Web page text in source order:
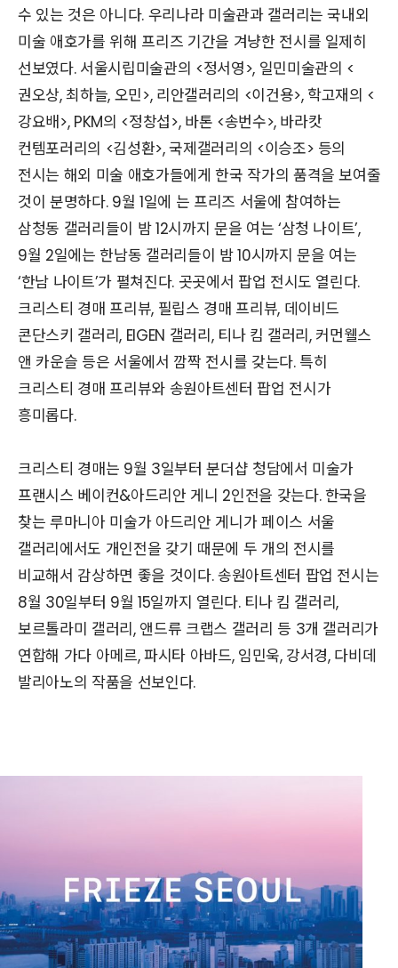
수 있는 것은 아니다. 우리나라 미술관과 갤러리는 국내외
미술 애호가를 위해 프리즈 기간을 겨냥한 전시를 일제히
선보였다. 서울시립미술관의 <정서영>, 일민미술관의 <
권오상, 최하늘, 오민>, 리안갤러리의 <이건용>, 학고재의 <
강요배>, PKM의 <정창섭>, 바톤 <송번수>, 바라캇
컨템포러리의 <김성환>, 국제갤러리의 <이승조> 등의
전시는 해외 미술 애호가들에게 한국 작가의 품격을 보여줄
것이 분명하다. 9월 1일에 는 프리즈 서울에 참여하는
삼청동 갤러리들이 밤 12시까지 문을 여는 ‘삼청 나이트’,
9월 2일에는 한남동 갤러리들이 밤 10시까지 문을 여는
‘한남 나이트’가 펼쳐진다. 곳곳에서 팝업 전시도 열린다.
크리스티 경매 프리뷰, 필립스 경매 프리뷰, 데이비드
콘단스키 갤러리, EIGEN 갤러리, 티나 킴 갤러리, 커먼웰스
앤 카운슬 등은 서울에서 깜짝 전시를 갖는다. 특히
크리스티 경매 프리뷰와 송원아트센터 팝업 전시가
흥미롭다.
크리스티 경매는 9월 3일부터 분더샵 청담에서 미술가
프랜시스 베이컨&아드리안 게니 2인전을 갖는다. 한국을
찾는 루마니아 미술가 아드리안 게니가 페이스 서울
갤러리에서도 개인전을 갖기 때문에 두 개의 전시를
비교해서 감상하면 좋을 것이다. 송원아트센터 팝업 전시는
8월 30일부터 9월 15일까지 열린다. 티나 킴 갤러리,
보르톨라미 갤러리, 앤드류 크랩스 갤러리 등 3개 갤러리가
연합해 가다 아메르, 파시타 아바드, 임민욱, 강서경, 다비데
발리아노의 작품을 선보인다.